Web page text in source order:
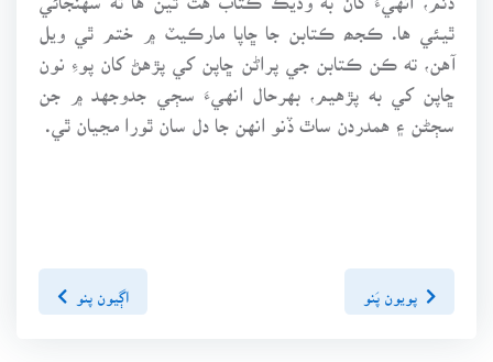
ٿيئي ها. ڪجھ ڪتابن جا ڇاپا مارڪيٽ ۾ ختم ٿي ويل
آهن، ته ڪن ڪتابن جي پراڻن ڇاپن کي پڙهڻ کان پوءِ نون
ڇاپن کي به پڙهيم، بهرحال انهيءَ سڄي جدوجهد ۾ جن
سڄڻن ۽ همدردن ساٿ ڏنو انهن جا دل سان ٿورا مڃيان ٿي.
پويون پَنو اڳيون پنو